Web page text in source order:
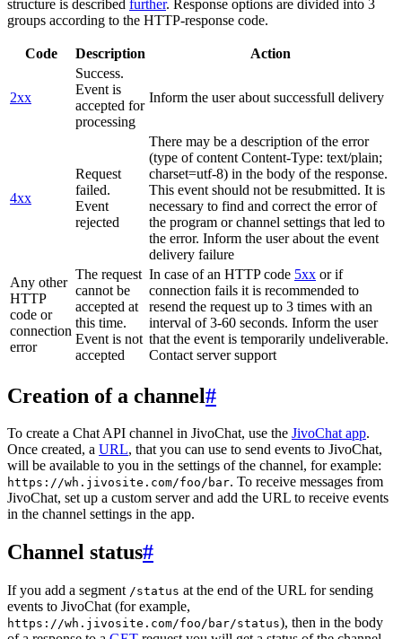
structure is described further. Response options are divided into 3
groups according to the HTTP-response code.
Code Description Action
2xx
Success.
Event is
accepted for
processing
Inform the user about successfull delivery
4xx
Request
failed.
Event
rejected
There may be a description of the error
(type of content Content-Type: text/plain;
charset=utf-8) in the body of the response.
This event should not be resubmitted. It is
necessary to find and correct the error of
the program or channel settings that led to
the error. Inform the user about the event
delivery failure
Any other
HTTP
code or
connection
error
The request
cannot be
accepted at
this time.
Event is not
accepted
In case of an HTTP code 5xx or if
connection fails it is recommended to
resend the request up to 3 times with an
interval of 3-60 seconds. Inform the user
that the event is temporarily undeliverable.
Contact server support
Creation of a channel#
To create a Chat API channel in JivoChat, use the JivoChat app.
Once created, a URL, that you can use to send events to JivoChat,
will be available to you in the settings of the channel, for example:
https://wh.jivosite.com/foo/bar. To receive messages from
JivoChat, set up a custom server and add the URL to receive events
in the channel settings in the app.
Channel status#
If you add a segment /status at the end of the URL for sending
events to JivoChat (for example,
https://wh.jivosite.com/foo/bar/status), then in the body